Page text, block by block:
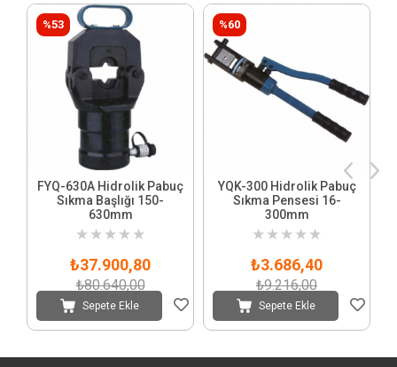
FYQ-630A Hidrolik Pabuç
Sıkma Başlığı 150-
630mm
★ ★ ★ ★ ★
₺37.900,80
₺80.640,00
Sepete Ekle
%53
YQK-300 Hidrolik Pabuç
Sıkma Pensesi 16-
300mm
★ ★ ★ ★ ★
₺3.686,40
₺9.216,00
Sepete Ekle
%60